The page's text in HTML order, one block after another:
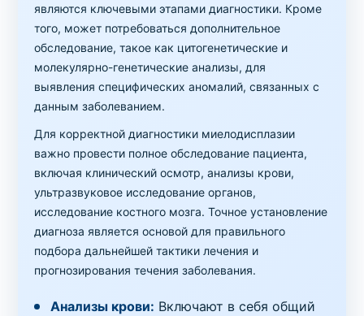
являются ключевыми этапами диагностики. Кроме
того, может потребоваться дополнительное
обследование, такое как цитогенетические и
молекулярно-генетические анализы, для
выявления специфических аномалий, связанных с
данным заболеванием.
Для корректной диагностики миелодисплазии
важно провести полное обследование пациента,
включая клинический осмотр, анализы крови,
ультразвуковое исследование органов,
исследование костного мозга. Точное установление
диагноза является основой для правильного
подбора дальнейшей тактики лечения и
прогнозирования течения заболевания.
Анализы крови: Включают в себя общий